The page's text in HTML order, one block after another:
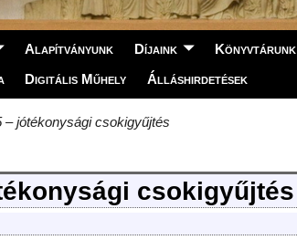
Alapítványunk Díjaink Könyvtárunk
Digitális Műhely Álláshirdetések
– jótékonysági csokigyűjtés
csokigyűjtés